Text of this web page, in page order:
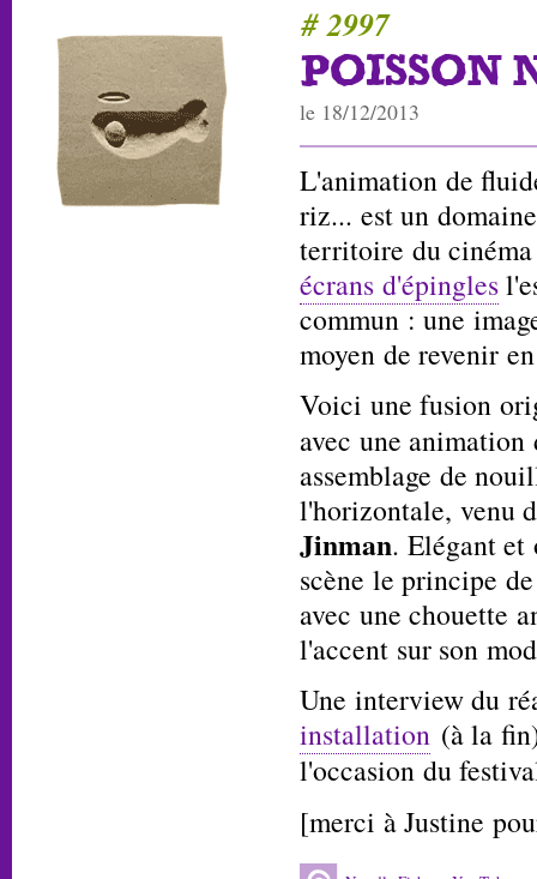
# 2997
POISSON
le 18/12/2013
L'animation de
riz... est un
territoire du
écrans d'épingles
commun : une
moyen de revenir
Voici une fusion
avec une animation
assemblage de
l'horizontale, venu
Jinman. Elégant
scène le principe
avec une chouette
l'accent sur son
Une interview du
installation (à la
l'occasion du
[merci à Justine